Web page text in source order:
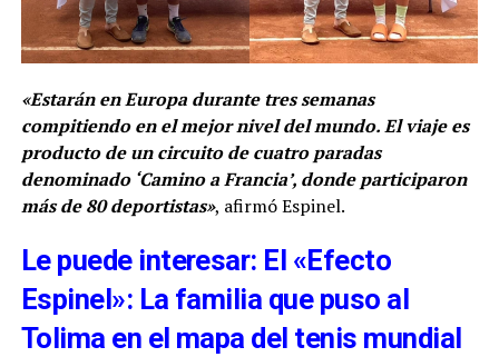
«Estarán en Europa durante tres semanas
compitiendo en el mejor nivel del mundo. El viaje es
producto de un circuito de cuatro paradas
denominado ‘Camino a Francia’, donde participaron
más de 80 deportistas», afirmó Espinel.
Le puede interesar: El «Efecto
Espinel»: La familia que puso al
Tolima en el mapa del tenis mundial